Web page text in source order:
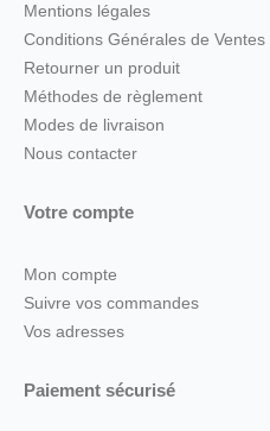
Mentions légales
Conditions Générales de Ventes
Retourner un produit
Méthodes de règlement
Modes de livraison
Nous contacter
Votre compte
Mon compte
Suivre vos commandes
Vos adresses
Paiement sécurisé